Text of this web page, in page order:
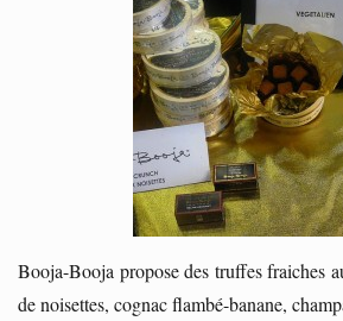
Booja-Booja propose des truffes fraiches
de noisettes, cognac flambé-banane,